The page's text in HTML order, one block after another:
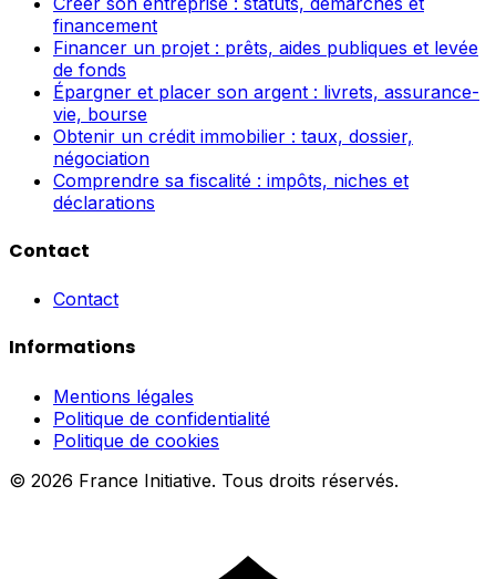
financement
Financer un projet : prêts, aides publiques et levée
de fonds
Épargner et placer son argent : livrets, assurance-
vie, bourse
Obtenir un crédit immobilier : taux, dossier,
négociation
Comprendre sa fiscalité : impôts, niches et
déclarations
Contact
Contact
Informations
Mentions légales
Politique de confidentialité
Politique de cookies
© 2026 France Initiative. Tous droits réservés.